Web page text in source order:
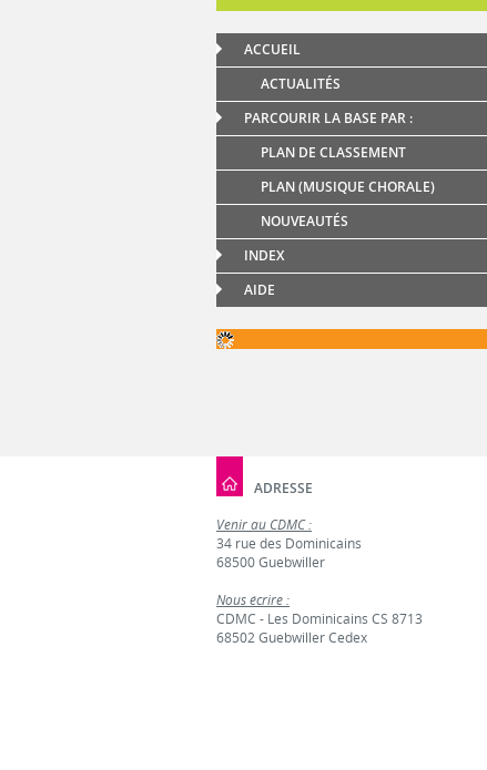
ACCUEIL
ACTUALITÉS
PARCOURIR LA BASE PAR :
PLAN DE CLASSEMENT
PLAN (MUSIQUE CHORALE)
NOUVEAUTÉS
INDEX
AIDE
ADRESSE
Venir au CDMC :
34 rue des Dominicains
68500 Guebwiller
Nous écrire :
CDMC - Les Dominicains CS 8713
68502 Guebwiller Cedex